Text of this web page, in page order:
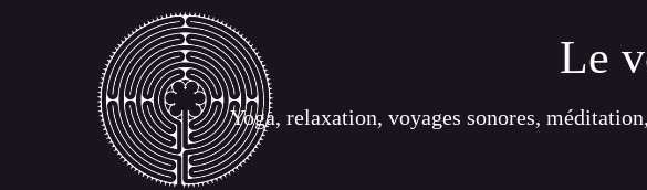
Le
Yoga, relaxation, voyages sonores,